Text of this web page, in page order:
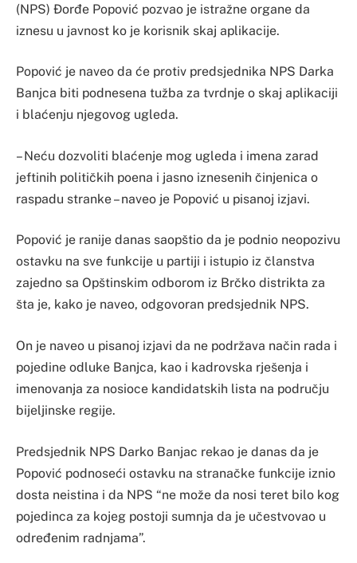
(NPS) Đorđe Popović pozvao je istražne organe da
iznesu u javnost ko je korisnik skaj aplikacije.
Popović je naveo da će protiv predsjednika NPS Darka
Banjca biti podnesena tužba za tvrdnje o skaj aplikaciji
i blaćenju njegovog ugleda.
– Neću dozvoliti blaćenje mog ugleda i imena zarad
jeftinih političkih poena i jasno iznesenih činjenica o
raspadu stranke – naveo je Popović u pisanoj izjavi.
Popović je ranije danas saopštio da je podnio neopozivu
ostavku na sve funkcije u partiji i istupio iz članstva
zajedno sa Opštinskim odborom iz Brčko distrikta za
šta je, kako je naveo, odgovoran predsjednik NPS.
On je naveo u pisanoj izjavi da ne podržava način rada i
pojedine odluke Banjca, kao i kadrovska rješenja i
imenovanja za nosioce kandidatskih lista na području
bijeljinske regije.
Predsjednik NPS Darko Banjac rekao je danas da je
Popović podnoseći ostavku na stranačke funkcije iznio
dosta neistina i da NPS “ne može da nosi teret bilo kog
pojedinca za kojeg postoji sumnja da je učestvovao u
određenim radnjama”.